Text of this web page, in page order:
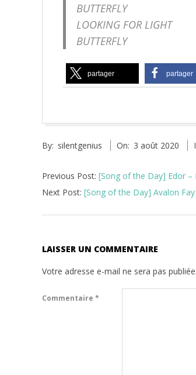
BUTTERFLY
LOOKING FOR LIGHT
BUTTERFLY
partager partager
08-
By: silentgenius On: 3 août 2020
Previous Post: [Song of the Day] Edor
Next Post: [Song of the Day] Avalon
LAISSER UN COMMENTAIRE
Votre adresse e-mail ne sera pas publiée.
Commentaire *